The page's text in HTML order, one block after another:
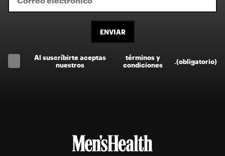
ENVIAR
Al suscríbirte aceptas
nuestros
términos y
condiciones
(obligatorio)